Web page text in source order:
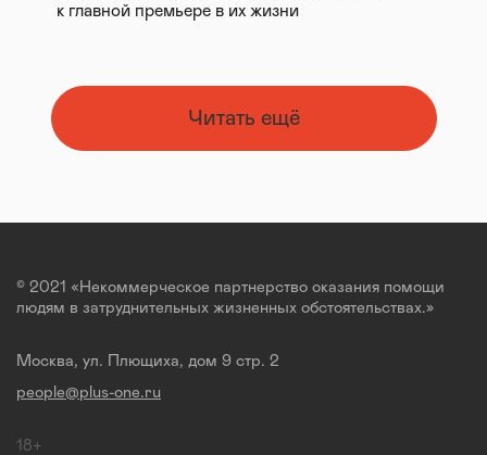
к главной премьере в их жизни
Читать ещё
© 2021 «Некоммерческое партнерство оказания помощи
людям в затруднительных жизненных обстоятельствах.»
Москва, ул. Плющиха, дом 9 стр. 2
people@plus-one.ru
18+